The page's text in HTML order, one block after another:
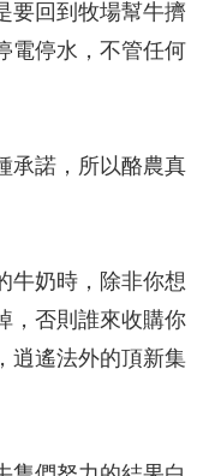
要回到牧場幫牛擠
電停水，不管任何
承諾，所以酪農真
牛奶時，除非你想
，否則誰來收購你
逍遙法外的頂新集